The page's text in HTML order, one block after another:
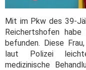
Mit im Pkw des 39-
Reichertshofen
befunden. Diese
laut Polizei
medizinische